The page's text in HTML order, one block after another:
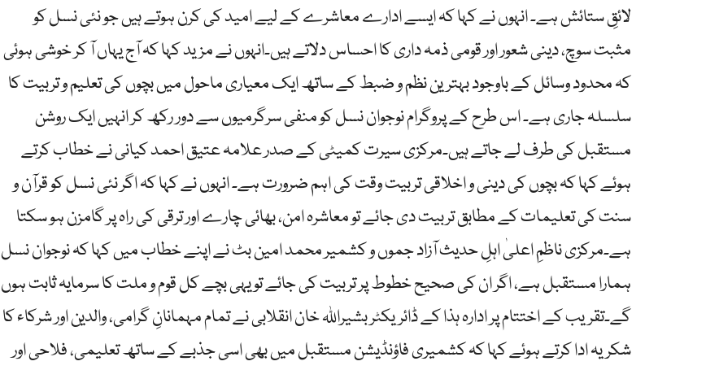
لائقِ ستائش ہے۔ انہوں نے کہا کہ ایسے ادارے معاشرے کے لیے امید کی کرن ہوتے ہیں جو نئی نسل کو
مثبت سوچ، دینی شعور اور قومی ذمہ داری کا احساس دلاتے ہیں۔انہوں نے مزید کہا کہ آج یہاں آ کر خوشی ہوئی
کہ محدود وسائل کے باوجود بہترین نظم و ضبط کے ساتھ ایک معیاری ماحول میں بچوں کی تعلیم و تربیت کا
سلسلہ جاری ہے۔ اس طرح کے پروگرام نوجوان نسل کو منفی سرگرمیوں سے دور رکھ کر انہیں ایک روشن
مستقبل کی طرف لے جاتے ہیں۔مرکزی سیرت کمیٹی کے صدر علامہ عتیق احمد کیانی نے خطاب کرتے
ہوئے کہا کہ بچوں کی دینی و اخلاقی تربیت وقت کی اہم ضرورت ہے۔ انہوں نے کہا کہ اگر نئی نسل کو قرآن و
سنت کی تعلیمات کے مطابق تربیت دی جائے تو معاشرہ امن، بھائی چارے اور ترقی کی راہ پر گامزن ہو سکتا
ہے۔مرکزی ناظمِ اعلیٰ اہلِ حدیث آزاد جموں و کشمیر محمد امین بٹ نے اپنے خطاب میں کہا کہ نوجوان نسل
ہمارا مستقبل ہے، اگر ان کی صحیح خطوط پر تربیت کی جائے تو یہی بچے کل قوم و ملت کا سرمایہ ثابت ہوں
گے۔تقریب کے اختتام پر ادارہ ہذا کے ڈائریکٹر بشیراللہ خان انقلابی نے تمام مہمانانِ گرامی، والدین اور شرکاء کا
شکریہ ادا کرتے ہوئے کہا کہ کشمیری فاؤنڈیشن مستقبل میں بھی اسی جذبے کے ساتھ تعلیمی، فلاحی اور